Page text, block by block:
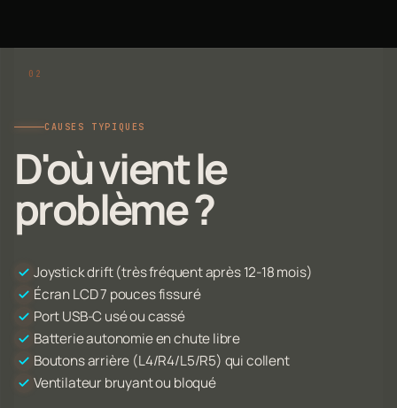
CAUSES TYPIQUES
D'où vient le
problème ?
Joystick drift (très fréquent après 12-18 mois)
Écran LCD 7 pouces fissuré
Port USB-C usé ou cassé
Batterie autonomie en chute libre
Boutons arrière (L4/R4/L5/R5) qui collent
Ventilateur bruyant ou bloqué